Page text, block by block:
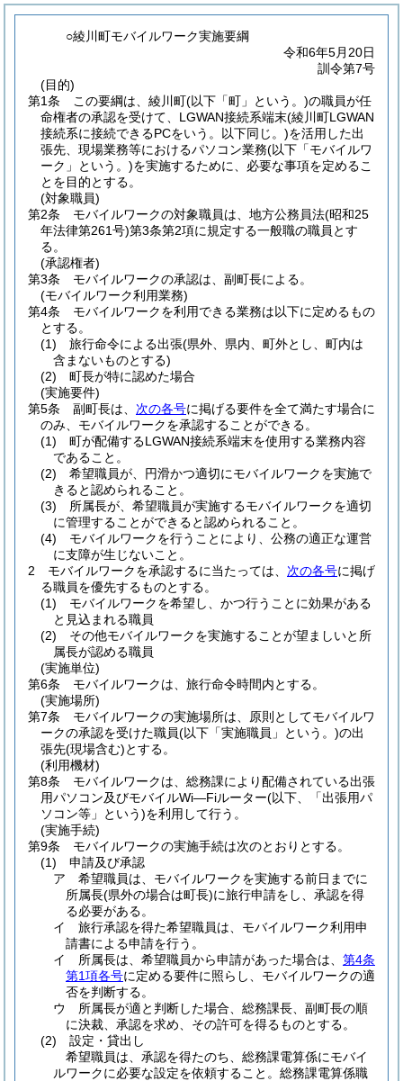
○綾川町モバイルワーク実施要綱
令和6年5月20日
訓令第7号
(目的)
第1条
この要綱は、綾川町(以下「町」という。)の職員が任
命権者の承認を受けて、LGWAN接続系端末(綾川町LGWAN
接続系に接続できるPCをいう。以下同じ。)を活用した出
張先、現場業務等におけるパソコン業務(以下「モバイルワ
ーク」という。)を実施するために、必要な事項を定めるこ
とを目的とする。
(対象職員)
第2条
モバイルワークの対象職員は、地方公務員法(昭和25
年法律第261号)第3条第2項に規定する一般職の職員とす
る。
(承認権者)
第3条
モバイルワークの承認は、副町長による。
(モバイルワーク利用業務)
第4条
モバイルワークを利用できる業務は以下に定めるもの
とする。
(1)
旅行命令による出張(県外、県内、町外とし、町内は
含まないものとする)
(2)
町長が特に認めた場合
(実施要件)
第5条
副町長は、 次の各号に掲げる要件を全て満たす場合に
のみ、モバイルワークを承認することができる。
(1)
町が配備するLGWAN接続系端末を使用する業務内容
であること。
(2)
希望職員が、円滑かつ適切にモバイルワークを実施で
きると認められること。
(3)
所属長が、希望職員が実施するモバイルワークを適切
に管理することができると認められること。
(4)
モバイルワークを行うことにより、公務の適正な運営
に支障が生じないこと。
2
モバイルワークを承認するに当たっては、 次の各号に掲げ
る職員を優先するものとする。
(1)
モバイルワークを希望し、かつ行うことに効果がある
と見込まれる職員
(2)
その他モバイルワークを実施することが望ましいと所
属長が認める職員
(実施単位)
第6条
モバイルワークは、旅行命令時間内とする。
(実施場所)
第7条
モバイルワークの実施場所は、原則としてモバイルワ
ークの承認を受けた職員(以下「実施職員」という。)の出
張先(現場含む)とする。
(利用機材)
第8条
モバイルワークは、総務課により配備されている出張
用パソコン及びモバイルWi―Fiルーター(以下、「出張用パ
ソコン等」という)を利用して行う。
(実施手続)
第9条
モバイルワークの実施手続は次のとおりとする。
(1)
申請及び承認
ア
希望職員は、モバイルワークを実施する前日までに
所属長(県外の場合は町長)に旅行申請をし、承認を得
る必要がある。
イ
旅行承認を得た希望職員は、モバイルワーク利用申
請書による申請を行う。
イ
所属長は、希望職員から申請があった場合は、 第4条
第1項各号に定める要件に照らし、モバイルワークの適
否を判断する。
ウ
所属長が適と判断した場合、総務課長、副町長の順
に決裁、承認を求め、その許可を得るものとする。
(2)
設定・貸出し
希望職員は、承認を得たのち、総務課電算係にモバイ
ルワークに必要な設定を依頼すること。総務課電算係職